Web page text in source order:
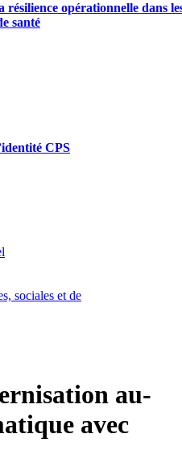
opérationnelle dans
santé
CPS
sociales et de
au-
avec